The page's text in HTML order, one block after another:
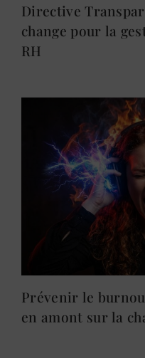
Directive
change pour la
RH
Prévenir le
en amont sur la